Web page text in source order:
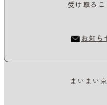
受け取る
お知ら
まいまい